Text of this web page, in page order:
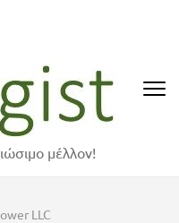
μέλλον!
LLC